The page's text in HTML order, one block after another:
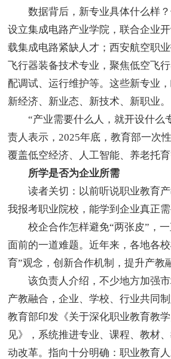
数据背后，新专业具体什么样？
设立集成电路产业学院，联合企业
载集成电路紧缺人才；西安航空职
飞行器装备技术专业，聚焦低空飞
配调试、运行维护等。这些新专业
新经济、新业态、新技术、新职业。
“产业需要什么人，就开设什么
责人表示，2025年底，教育部一次
覆盖低空经济、人工智能、养老托育
所学是否为企业所需
读者关切：以前听说职业教育产
我报考职业院校，能学到企业真正
校企合作怎样避免“两张皮”，一
面前的一道难题。近年来，各地各
育”观念，创新合作机制，提升产教
该负责人介绍，不少地方加强市
产教融合，企业、学校、行业共同
教育部印发《关于深化职业教育教
见》，系统推进专业、课程、教材
动改革。指向十分明确：职业教育